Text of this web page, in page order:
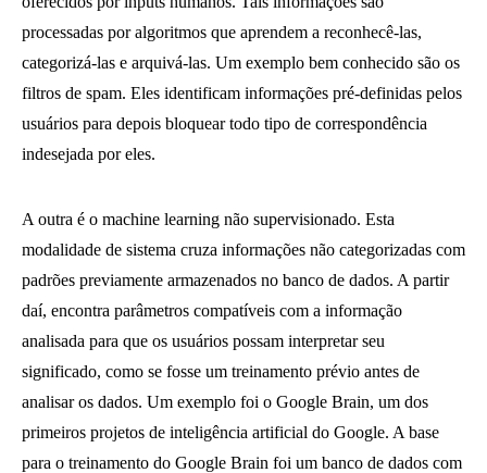
processadas por algoritmos que aprendem a reconhecê-las,
categorizá-las e arquivá-las. Um exemplo bem conhecido são os
filtros de spam. Eles identificam informações pré-definidas pelos
usuários para depois bloquear todo tipo de correspondência
indesejada por eles.
A outra é o machine learning não supervisionado. Esta
modalidade de sistema cruza informações não categorizadas com
padrões previamente armazenados no banco de dados. A partir
daí, encontra parâmetros compatíveis com a informação
analisada para que os usuários possam interpretar seu
significado, como se fosse um treinamento prévio antes de
analisar os dados. Um exemplo foi o Google Brain, um dos
primeiros projetos de inteligência artificial do Google. A base
para o treinamento do Google Brain foi um banco de dados com